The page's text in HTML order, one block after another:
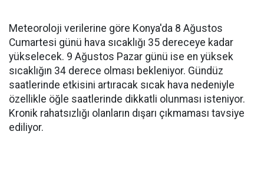
Meteoroloji verilerine göre Konya'da 8 Ağustos
Cumartesi günü hava sıcaklığı 35 dereceye kadar
yükselecek. 9 Ağustos Pazar günü ise en yüksek
sıcaklığın 34 derece olması bekleniyor. Gündüz
saatlerinde etkisini artıracak sıcak hava nedeniyle
özellikle öğle saatlerinde dikkatli olunması isteniyor.
Kronik rahatsızlığı olanların dışarı çıkmaması tavsiye
ediliyor.